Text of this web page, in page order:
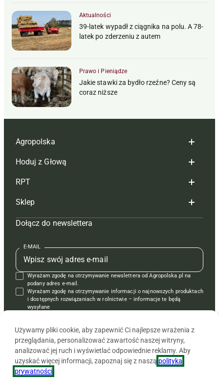
Aktualności
39-latek wypadł z ciągnika na polu. A 78-
latek po zderzeniu z autem
Prawo i Pieniądze
Jakie stawki za bydło rzeźne? Ceny są
coraz niższe
Agropolska
Redakcja
Reklama
Tagi
Mapa serwisu
Kontakt
Regulamin
Polityka prywatności
Hoduj z Głową
Hoduj z głową bydło
Hoduj z głową świnie
Prenumerata
Redakcja
Kontakt
Reklama
RPT
Redakcja
Prenumerata
Reklama
Kontakt
Krzyżówki
Sklep
Czasopisma i prenumerata
Książki
Regulamin
Dołącz do newslettera
E-MAIL
Wyrażam zgodę na otrzymywanie newslettera od Agropolska.pl na
podany adres e-mail.
Wyrażam zgodę na otrzymywanie informacji o najnowszych produktach
i dostępnych rozwiązaniach w rolnictwie – informacje te będą
wysyłane
Używamy pliki cookie, aby zapewnić Ci najlepsze wrażenia z
przeglądania, personalizować zawartość naszej witryny,
analizować jej ruch i wyświetlać odpowiednie reklamy. Aby
uzyskać więcej informacji, zapoznaj się z naszą polityką
prywatności